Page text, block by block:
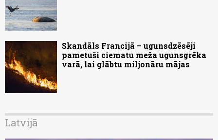
Skandāls Francijā – ugunsdzēsēji
pametuši ciematu meža ugunsgrēka
varā, lai glābtu miljonāru mājas
Latvijā